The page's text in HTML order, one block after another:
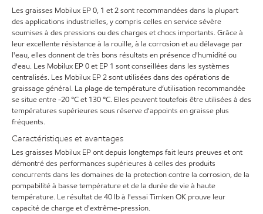
Les graisses Mobilux EP 0, 1 et 2 sont recommandées dans la plupart
des applications industrielles, y compris celles en service sévère
soumises à des pressions ou des charges et chocs importants. Grâce à
leur excellente résistance à la rouille, à la corrosion et au délavage par
l'eau, elles donnent de très bons résultats en présence d'humidité ou
d'eau. Les Mobilux EP 0 et EP 1 sont conseillées dans les systèmes
centralisés. Les Mobilux EP 2 sont utilisées dans des opérations de
graissage général. La plage de température d’utilisation recommandée
se situe entre -20 °C et 130 °C. Elles peuvent toutefois être utilisées à des
températures supérieures sous réserve d'appoints en graisse plus
fréquents.
Caractéristiques et avantages
Les graisses Mobilux EP ont depuis longtemps fait leurs preuves et ont
démontré des performances supérieures à celles des produits
concurrents dans les domaines de la protection contre la corrosion, de la
pompabilité à basse température et de la durée de vie à haute
température. Le résultat de 40 lb à l'essai Timken OK prouve leur
capacité de charge et d'extrême-pression.